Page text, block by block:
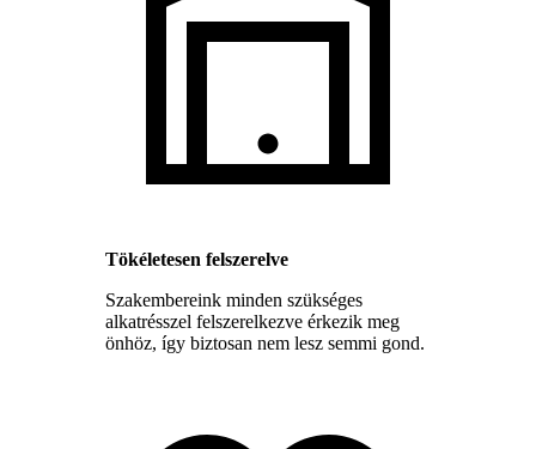
Tökéletesen felszerelve
Szakembereink minden szükséges
alkatrésszel felszerelkezve érkezik meg
önhöz, így biztosan nem lesz semmi gond.